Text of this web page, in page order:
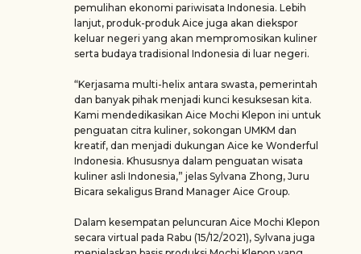
pemulihan ekonomi pariwisata Indonesia. Lebih
lanjut, produk-produk Aice juga akan diekspor
keluar negeri yang akan mempromosikan kuliner
serta budaya tradisional Indonesia di luar negeri.
“Kerjasama multi-helix antara swasta, pemerintah
dan banyak pihak menjadi kunci kesuksesan kita.
Kami mendedikasikan Aice Mochi Klepon ini untuk
penguatan citra kuliner, sokongan UMKM dan
kreatif, dan menjadi dukungan Aice ke Wonderful
Indonesia. Khususnya dalam penguatan wisata
kuliner asli Indonesia,” jelas Sylvana Zhong, Juru
Bicara sekaligus Brand Manager Aice Group.
Dalam kesempatan peluncuran Aice Mochi Klepon
secara virtual pada Rabu (15/12/2021), Sylvana juga